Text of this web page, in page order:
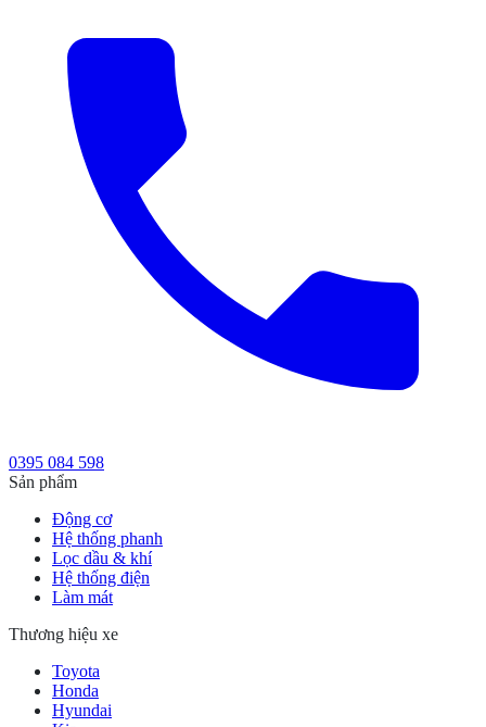
0395 084 598
Sản phẩm
Động cơ
Hệ thống phanh
Lọc dầu & khí
Hệ thống điện
Làm mát
Thương hiệu xe
Toyota
Honda
Hyundai